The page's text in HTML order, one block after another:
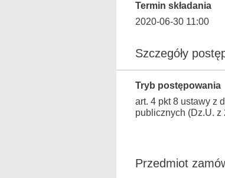
Termin składania
2020-06-30 11:00
Szczegóły
Tryb postępowania
art. 4 pkt 8 ustawy z
publicznych (Dz.U. z
Przedmiot